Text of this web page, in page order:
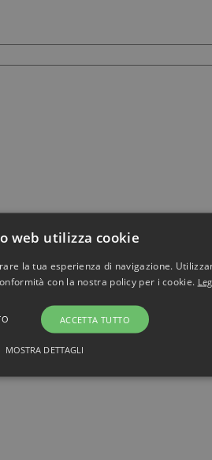
web utilizza cookie
la tua esperienza di navigazione.
con la nostra policy per i cookie.
ACCETTA TUTTO
MOSTRA DETTAGLI